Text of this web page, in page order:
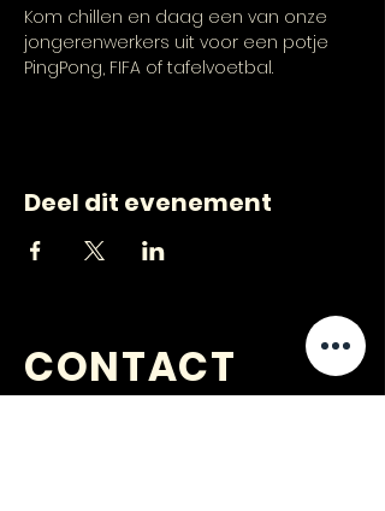
Kom chillen en daag een van onze
jongerenwerkers uit voor een potje
PingPong, FIFA of tafelvoetbal.
Deel dit evenement
CONTACT